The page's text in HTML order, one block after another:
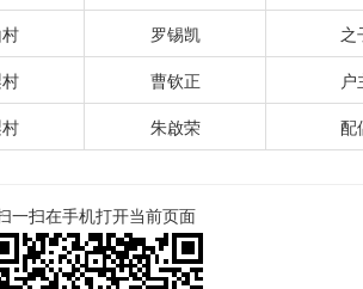
罗锡凯
之
曹钦正
户
朱啟荣 配
一扫在手机打开当前页面